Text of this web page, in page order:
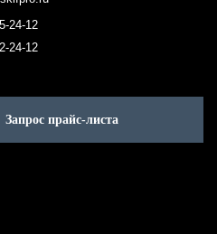
24-12
24-12
Запрос прайс-листа